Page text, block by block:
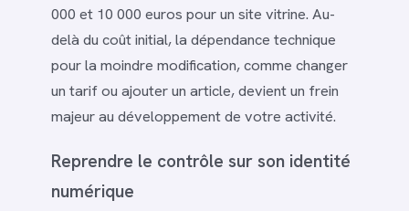
000 et 10 000 euros pour un site vitrine. Au-
delà du coût initial, la dépendance technique
pour la moindre modification, comme changer
un tarif ou ajouter un article, devient un frein
majeur au développement de votre activité.
Reprendre le contrôle sur son identité
numérique